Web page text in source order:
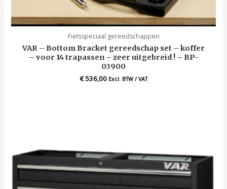
Fietsspeciaal gereedschappen
VAR – Bottom Bracket gereedschap set – koffer
– voor 14 trapassen – zeer uitgebreid ! – BP-
03900
€536,00 Excl. BTW / VAT